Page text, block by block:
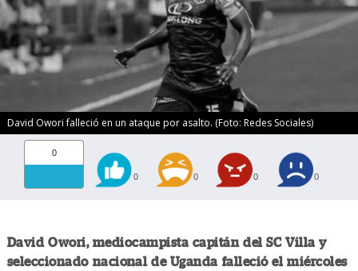
David Owori falleció en un ataque por asalto. (Foto: Redes Sociales)
0
0 0 0 0
David Owori, mediocampista capitán del SC Villa y
seleccionado nacional de Uganda falleció el miércoles